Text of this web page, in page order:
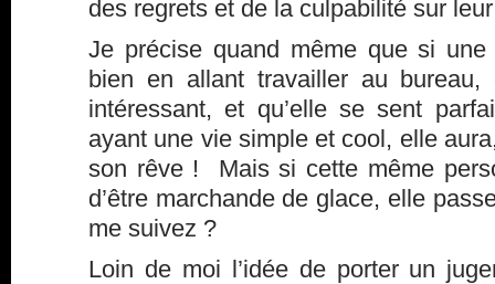
des regrets et de la culpabilité sur
Je précise quand même que si
bien en allant travailler au
intéressant, et qu’elle se sent
ayant une vie simple et cool, elle
son rêve ! Mais si cette même
d’être marchande de glace, elle
me suivez ?
Loin de moi l’idée de porter un